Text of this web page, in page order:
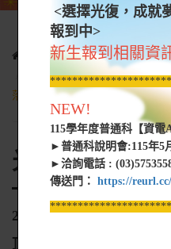
光復新聞
光復網路新聞
20201209-技藝競賽脫穎而
落人後 許純翊巧手畫出精緻彩
光復網路新聞
20201209-技藝競賽脫
頂尖/美顏組不落人後
<選擇光復，成就
報到中>
新生報到相關資
NEW!
115學年度普通科【資
►普通科說明會:115年5
►洽詢電話 :
傳送門： https://